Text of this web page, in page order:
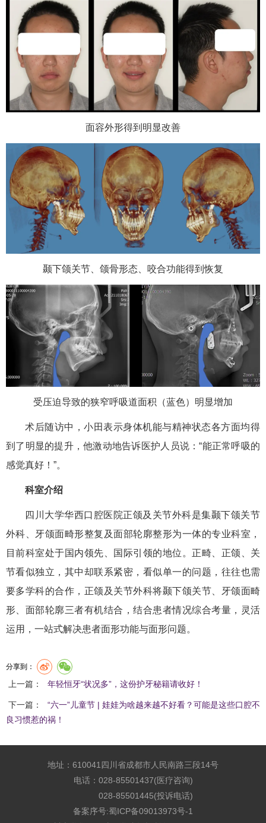
面容外形得到明显改善
颞下颌关节、颌骨形态、咬合功能得到恢复
受压迫导致的狭窄呼吸道面积（蓝色）明显增加
术后随访中，小田表示身体机能与精神状态各方面均得
到了明显的提升，他激动地告诉医护人员说：“能正常呼吸的
感觉真好！”。
科室介绍
四川大学华西口腔医院正颌及关节外科是集颞下颌关节
外科、牙颌面畸形整复及面部轮廓整形为一体的专业科室，
目前科室处于国内领先、国际引领的地位。正畸、正颌、关
节看似独立，其中却联系紧密，看似单一的问题，往往也需
要多学科的合作，正颌及关节外科将颞下颌关节、牙颌面畸
形、面部轮廓三者有机结合，结合患者情况综合考量，灵活
运用，一站式解决患者面形功能与面形问题。
分享到：
上一篇： 年轻恒牙“状况多”，这份护牙秘籍请收好！
下一篇：
“六一”儿童节 | 娃娃为啥越来越不好看？可能是这些口腔不
良习惯惹的祸！
地址：610041四川省成都市人民南路三段14号
电话：028-85501437(医疗咨询)
028-85501445(投诉电话)
备案序号:蜀ICP备09013973号-1